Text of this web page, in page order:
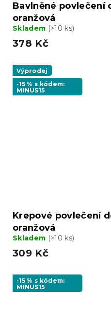
Bavlněné povlečení
oranžová
Skladem (>10 ks)
378 Kč
Výprodej
-15 % s kódem:
MINUS15
Krepové povlečení
oranžová
Skladem (>10 ks)
309 Kč
-15 % s kódem:
MINUS15